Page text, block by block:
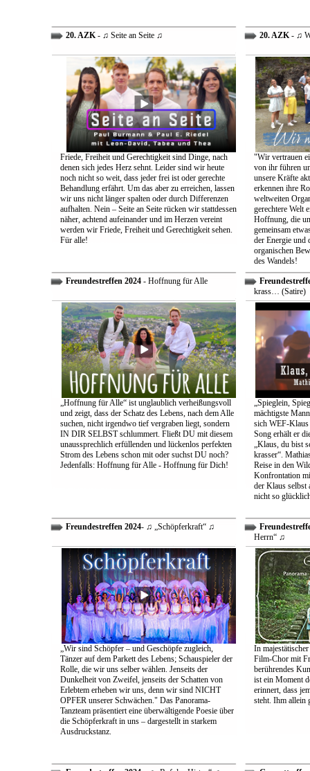
20. AZK- ♫ Seite an Seite ♫
Friede, Freiheit und Gerechtigkeit sind Dinge, nach
denen sich jedes Herz sehnt. Leider sind wir heute
noch nicht so weit, dass jeder frei ist oder gerechte
Behandlung erfährt. Um das aber zu erreichen, lassen
wir uns nicht länger spalten oder durch Differenzen
aufhalten. Nein – Seite an Seite rücken wir stattdessen
näher, achtend aufeinander und im Herzen vereint
werden wir Friede, Freiheit und Gerechtigkeit sehen.
Für alle!
20. AZK- ♫
"Wir vertrauen
von ihr führen
unsere Kräfte
erkennen ihre
weltweiten
gerechtere Welt
Hoffnung, die
gemeinsam
der Energie und
organischen
des Wandels!
Freundestreffen 2024- Hoffnung für Alle
„Hoffnung für Alle“ ist unglaublich verheißungsvoll
und zeigt, dass der Schatz des Lebens, nach dem Alle
suchen, nicht irgendwo tief vergraben liegt, sondern
IN DIR SELBST schlummert. Fließt DU mit diesem
unaussprechlich erfüllenden und lückenlos perfekten
Strom des Lebens schon mit oder suchst DU noch?
Jedenfalls: Hoffnung für Alle - Hoffnung für Dich!
krass… (Satire)
„Spieglein,
mächtigste
sich WEF-Klaus
Song erhält er
„Klaus, du bist
krasser“.
Reise in den
Konfrontation
der Klaus
nicht so
Freundestreffen 2024- ♫ „Schöpferkraft“ ♫
„Wir sind Schöpfer – und Geschöpfe zugleich,
Tänzer auf dem Parkett des Lebens; Schauspieler der
Rolle, die wir uns selber wählen. Jenseits der
Dunkelheit von Zweifel, jenseits der Schatten von
Erlebtem erheben wir uns, denn wir sind NICHT
OPFER unserer Schwächen." Das Panorama-
Tanzteam präsentiert eine überwältigende Poesie über
die Schöpferkraft in uns – dargestellt in starkem
Ausdruckstanz.
Herrn“ ♫
In
Film-Chor mit
berührendes
ist ein Moment
erinnert, dass
steht. Ihm allein